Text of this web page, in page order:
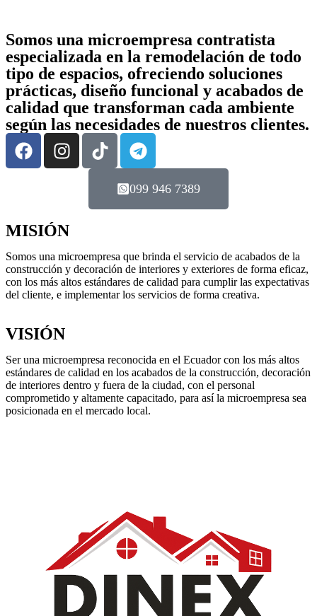
Somos una microempresa contratista
especializada en la remodelación de todo
tipo de espacios, ofreciendo soluciones
prácticas, diseño funcional y acabados de
calidad que transforman cada ambiente
según las necesidades de nuestros clientes.
099 946 7389
MISIÓN
Somos una microempresa que brinda el servicio de acabados de la
construcción y decoración de interiores y exteriores de forma eficaz,
con los más altos estándares de calidad para cumplir las expectativas
del cliente, e implementar los servicios de forma creativa.
VISIÓN
Ser una microempresa reconocida en el Ecuador con los más altos
estándares de calidad en los acabados de la construcción, decoración
de interiores dentro y fuera de la ciudad, con el personal
comprometido y altamente capacitado, para así la microempresa sea
posicionada en el mercado local.